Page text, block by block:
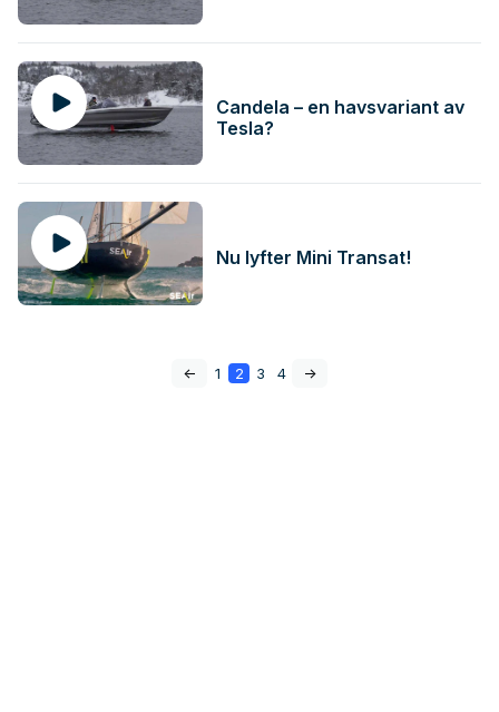
Candela – en havsvariant av
Tesla?
Nu lyfter Mini Transat!
<- 1 2 3 4 ->